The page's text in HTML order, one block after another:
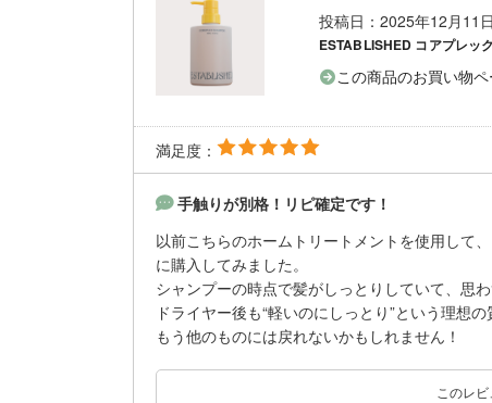
投稿日：2025年12月11日
ESTABLISHED コアプレッ
この商品のお買い物
満足度：
手触りが別格！リピ確定です！
以前こちらのホームトリートメントを使用して
に購入してみました。
シャンプーの時点で髪がしっとりしていて、思わ
ドライヤー後も“軽いのにしっとり”という理想
もう他のものには戻れないかもしれません！
このレ